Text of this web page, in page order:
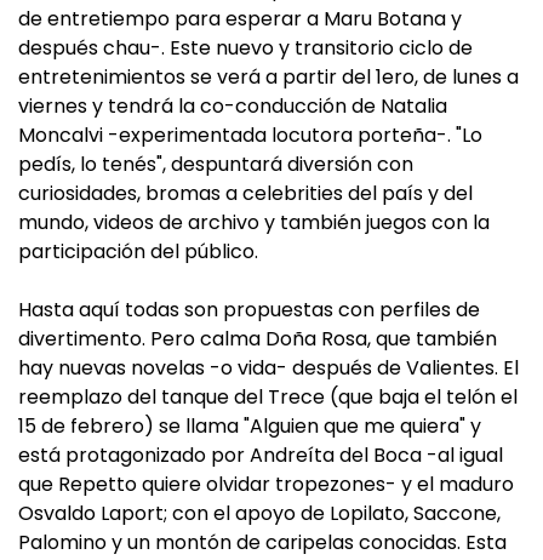
de entretiempo para esperar a Maru Botana y
después chau-. Este nuevo y transitorio ciclo de
entretenimientos se verá a partir del 1ero, de lunes a
viernes y tendrá la co-conducción de Natalia
Moncalvi -experimentada locutora porteña-. "Lo
pedís, lo tenés", despuntará diversión con
curiosidades, bromas a celebrities del país y del
mundo, videos de archivo y también juegos con la
participación del público.
Hasta aquí todas son propuestas con perfiles de
divertimento. Pero calma Doña Rosa, que también
hay nuevas novelas -o vida- después de Valientes. El
reemplazo del tanque del Trece (que baja el telón el
15 de febrero) se llama "Alguien que me quiera" y
está protagonizado por Andreíta del Boca -al igual
que Repetto quiere olvidar tropezones- y el maduro
Osvaldo Laport; con el apoyo de Lopilato, Saccone,
Palomino y un montón de caripelas conocidas. Esta